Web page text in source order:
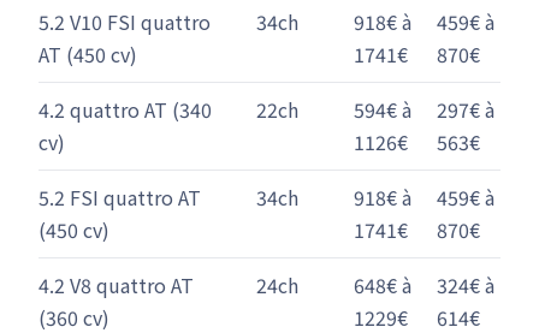
5.2 V10 FSI quattro
AT (450 cv)
34ch
918€ à
1741€
459€ à
870€
4.2 quattro AT (340
cv)
22ch
594€ à
1126€
297€ à
563€
5.2 FSI quattro AT
(450 cv)
34ch
918€ à
1741€
459€ à
870€
4.2 V8 quattro AT
(360 cv)
24ch
648€ à
1229€
324€ à
614€